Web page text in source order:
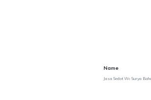
Name
Jasa Sedot Wc Surya